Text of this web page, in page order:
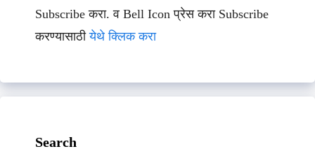
Subscribe करा. व Bell Icon प्रेस करा Subscribe
करण्यासाठीयेथे क्लिक करा
Search